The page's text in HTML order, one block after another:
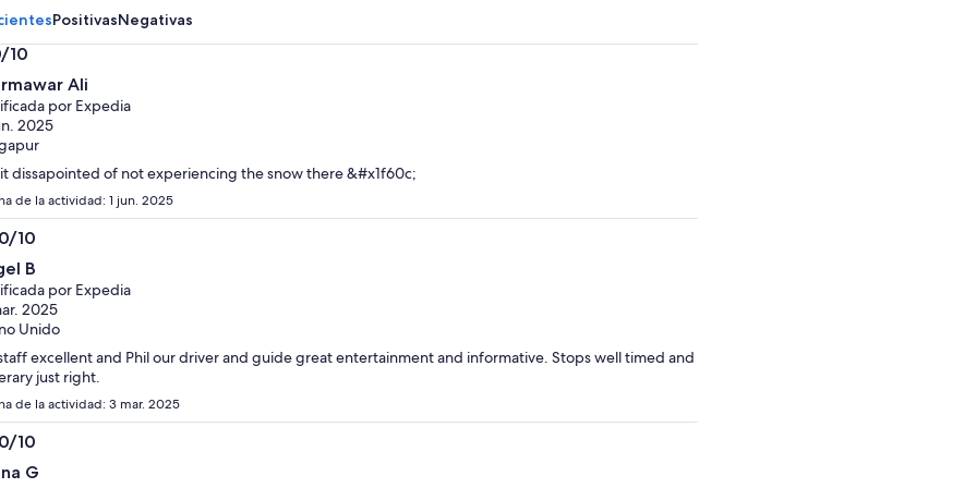
adulto
PositivasNegativas
10
Ali
por Expedia
2025
dissapointed of not experiencing the snow there &#x1f60c;
de la actividad: 1 jun. 2025
10
B
por Expedia
2025
Unido
excellent and Phil our driver and guide great entertainment and informative. Stops well timed and
just right.
de la actividad: 3 mar. 2025
10
G